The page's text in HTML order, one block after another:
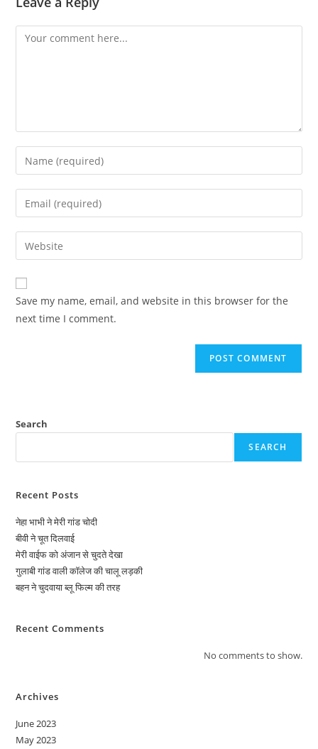
Comment
Enter
your
name
comment
Enter
your
email
address
comment
Enter
your
website
URL
(optional)
Save my name, email, and website in this browser for the
next time I comment.
Search
SEARCH
Recent Posts
नेहा भाभी ने मेरी गांड चोदी
बीवी ने चूत दिलवाई
मेरी वाईफ को अंजान से चुदते देखा
गुलाबी गांड वाली कॉलेज की चालू लड़की
बहन ने चुदवाया ब्लू फिल्म की तरह
Recent Comments
No comments to show.
Archives
June 2023
May 2023